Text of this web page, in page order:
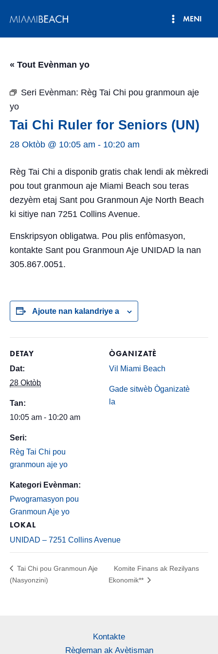
nan
MENI
« Tout Evènman yo
Seri Evènman: Règ Tai Chi pou granmoun aje
yo
Tai Chi Ruler for Seniors (UN)
28 Oktòb @ 10:05 am - 10:20 am
Règ Tai Chi a disponib gratis chak lendi ak mèkredi
pou tout granmoun aje Miami Beach sou teras
dezyèm etaj Sant pou Granmoun Aje North Beach
ki sitiye nan 7251 Collins Avenue.
Enskripsyon obligatwa. Pou plis enfòmasyon,
kontakte Sant pou Granmoun Aje UNIDAD la nan
305.867.0051.
Ajoute nan kalandriye a
DETAY
Dat:
28 Oktòb
Tan:
10:05 am - 10:20 am
Seri:
Règ Tai Chi pou
granmoun aje yo
Kategori Evènman:
Pwogramasyon pou
Granmoun Aje yo
LOKAL
UNIDAD – 7251 Collins Avenue
ÒGANIZATÈ
Vil Miami Beach
Gade sitwèb Òganizatè
la
Tai Chi pou Granmoun Aje
(Nasyonzini)
Komite Finans ak Rezilyans
Ekonomik**
Kontakte
Règleman ak Avètisman